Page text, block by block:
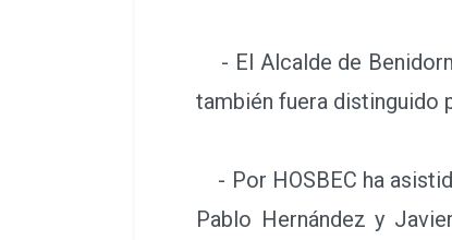
- El Alcalde de
también fuera distinguido
- Por HOSBEC ha
Pablo Hernández y